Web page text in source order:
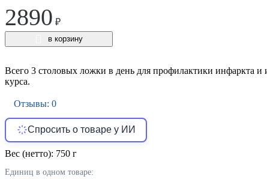
2890 ₽
в корзину
Всего 3 столовых ложки в день для профилактики инфаркта и
курса.
Отзывы: 0
Спросить о товаре у ИИ
Вес (нетто): 750 г
Единиц в одном товаре: